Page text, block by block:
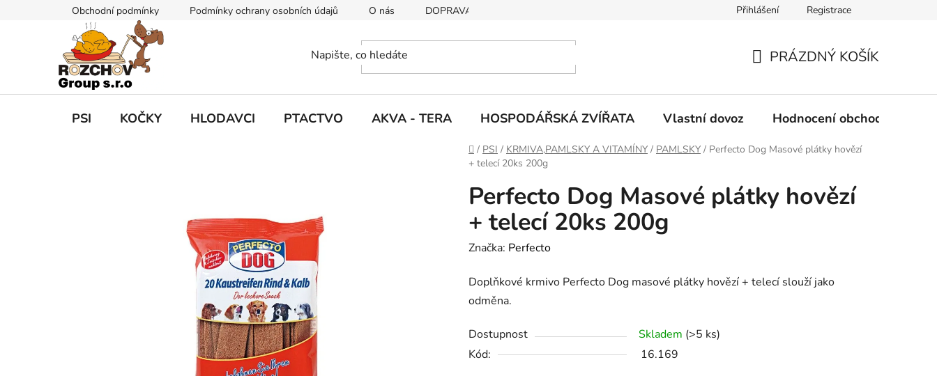
n
Obchodní podmínky Podmínky ochrany osobních údajů O nás DOPRAVA A PLATBY Přihlášení Registrace
K
Í
PRÁZDNÝ KOŠÍK
PSI KOČKY HLODAVCI PTACTVO AKVA - TERA HOSPODÁŘSKÁ ZVÍŘATA Vlastní dovoz Hodnocení obchodu
D
o
ů
/ PSI / KRMIVA,PAMLSKY A VITAMÍNY / PAMLSKY / Perfecto Dog Masové plátky hovězí
+ telecí 20ks 200g
Perfecto Dog Masové plátky hovězí
+ telecí 20ks 200g
Značka: Perfecto
Doplňkové krmivo Perfecto Dog masové plátky hovězí + telecí slouží jako
odměna.
Dostupnost Skladem (>5 ks)
Kód:
16.169